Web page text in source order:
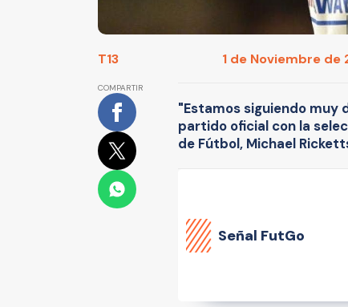
T13 1 de Noviembre de
COMPARTIR
"Estamos siguiendo muy
partido oficial con la
de Fútbol, Michael
Señal FutGo